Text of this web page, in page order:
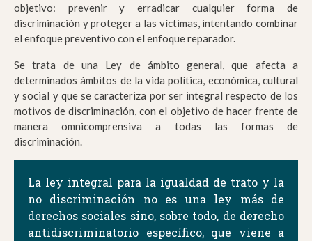
objetivo: prevenir y erradicar cualquier forma de
discriminación y proteger a las víctimas, intentando combinar
el enfoque preventivo con el enfoque reparador.
Se trata de una Ley de ámbito general, que afecta a
determinados ámbitos de la vida política, económica, cultural
y social y que se caracteriza por ser integral respecto de los
motivos de discriminación, con el objetivo de hacer frente de
manera omnicomprensiva a todas las formas de
discriminación.
La ley integral para la igualdad de trato y la
no discriminación no es una ley más de
derechos sociales sino, sobre todo, de derecho
antidiscriminatorio específico, que viene a